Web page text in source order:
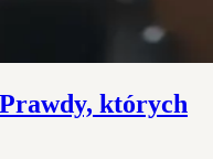
których